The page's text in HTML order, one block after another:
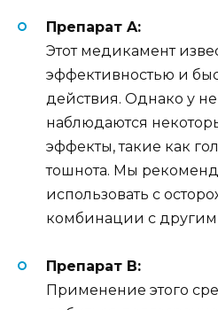
Препарат A:
Этот медикамент
эффективностью и
действия. Однако у
наблюдаются
эффекты, такие как
тошнота. Мы
использовать с
комбинации с
Препарат B:
Применение этого